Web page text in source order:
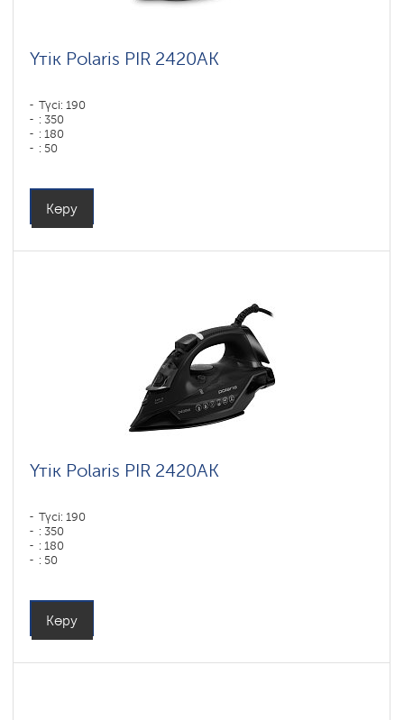
Үтік Polaris PIR 2420AK
Түсі: 190
: 350
: 180
: 50
Қуаты, Вт: 2400
Көру
Үтік Polaris PIR 2420AK
Түсі: 190
: 350
: 180
: 50
Қуаты, Вт: 2400
Көру